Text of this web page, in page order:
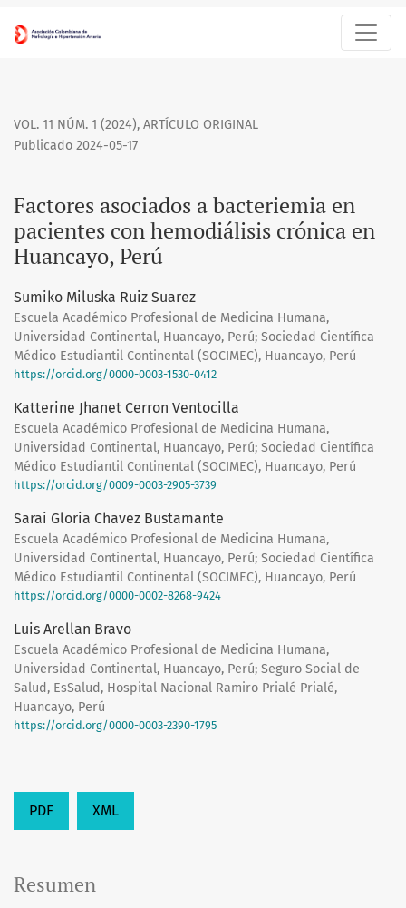
Factores asociados a bacteriemia en pacientes con
VOL. 11 NÚM. 1 (2024), ARTÍCULO ORIGINAL
Factores asociados a bacteriemia en
pacientes con hemodiálisis crónica en
Huancayo, Perú
Publicado 2024-05-17
Sumiko Miluska Ruiz Suarez
Escuela Académico Profesional de Medicina Humana,
Universidad Continental, Huancayo, Perú; Sociedad Científica
Médico Estudiantil Continental (SOCIMEC), Huancayo, Perú
https://orcid.org/0000-0003-1530-0412
Katterine Jhanet Cerron Ventocilla
Escuela Académico Profesional de Medicina Humana,
Universidad Continental, Huancayo, Perú; Sociedad Científica
Médico Estudiantil Continental (SOCIMEC), Huancayo, Perú
https://orcid.org/0009-0003-2905-3739
Sarai Gloria Chavez Bustamante
Escuela Académico Profesional de Medicina Humana,
Universidad Continental, Huancayo, Perú; Sociedad Científica
Médico Estudiantil Continental (SOCIMEC), Huancayo, Perú
https://orcid.org/0000-0002-8268-9424
Luis Arellan Bravo
Escuela Académico Profesional de Medicina Humana,
Universidad Continental, Huancayo, Perú; Seguro Social de
Salud, EsSalud, Hospital Nacional Ramiro Prialé Prialé,
Huancayo, Perú
https://orcid.org/0000-0003-2390-1795
PDF XML
Resumen